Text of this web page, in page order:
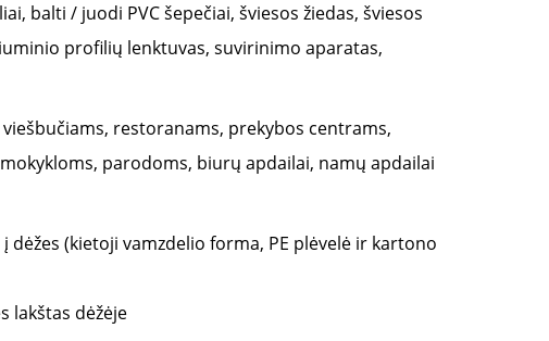
balti / juodi PVC šepečiai, šviesos žiedas, šviesos
profilių lenktuvas, suvirinimo aparatas,
restoranams, prekybos centrams,
parodoms, biurų apdailai, namų apdailai
(kietoji vamzdelio forma, PE plėvelė ir kartono
lakštas dėžėje